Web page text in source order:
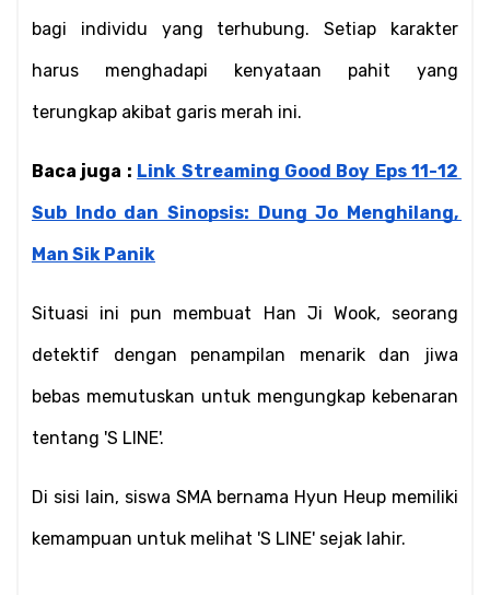
bagi individu yang terhubung. Setiap karakter
harus menghadapi kenyataan pahit yang
terungkap akibat garis merah ini.
Baca juga : Link Streaming Good Boy Eps 11-12
Sub Indo dan Sinopsis: Dung Jo Menghilang,
Man Sik Panik
Situasi ini pun membuat Han Ji Wook, seorang
detektif dengan penampilan menarik dan jiwa
bebas memutuskan untuk mengungkap kebenaran
tentang 'S LINE'.
Di sisi lain, siswa SMA bernama Hyun Heup memiliki
kemampuan untuk melihat 'S LINE' sejak lahir.